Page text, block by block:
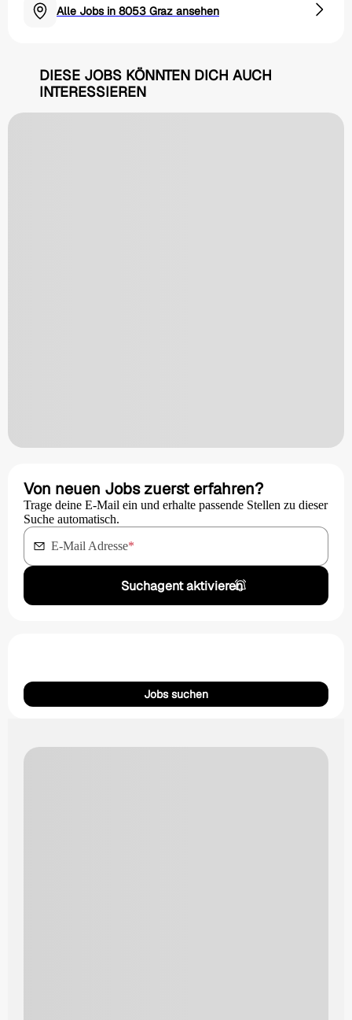
Alle Jobs in 8053 Graz ansehen
DIESE JOBS KÖNNTEN DICH AUCH
INTERESSIEREN
Von neuen Jobs zuerst erfahren?
Trage deine E-Mail ein und erhalte passende Stellen zu dieser
Suche automatisch.
E-Mail Adresse*
Suchagent aktivieren
Jobs suchen